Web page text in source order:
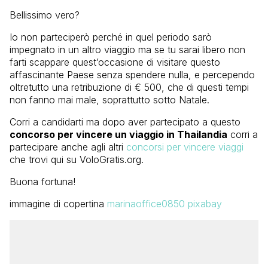
Bellissimo vero?
Io non parteciperò perché in quel periodo sarò
impegnato in un altro viaggio ma se tu sarai libero non
farti scappare quest’occasione di visitare questo
affascinante Paese senza spendere nulla, e percependo
oltretutto una retribuzione di € 500, che di questi tempi
non fanno mai male, soprattutto sotto Natale.
Corri a candidarti ma dopo aver partecipato a questo
concorso per vincere un viaggio in Thailandia corri a
partecipare anche agli altri concorsi per vincere viaggi
che trovi qui su VoloGratis.org.
Buona fortuna!
immagine di copertina marinaoffice0850 pixabay